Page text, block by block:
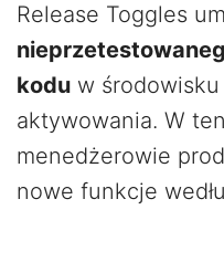
Release Toggles
kodu w
aktywowania. W
menedżerowie
nowe funkcje